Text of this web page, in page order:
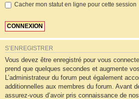
Cacher mon statut en ligne pour cette session
S’ENREGISTRER
Vous devez être enregistré pour vous
prend que quelques secondes et augmente
L’administrateur du forum peut également
additionnelles aux membres du forum. Avant
assurez-vous d’avoir pris connaissance de